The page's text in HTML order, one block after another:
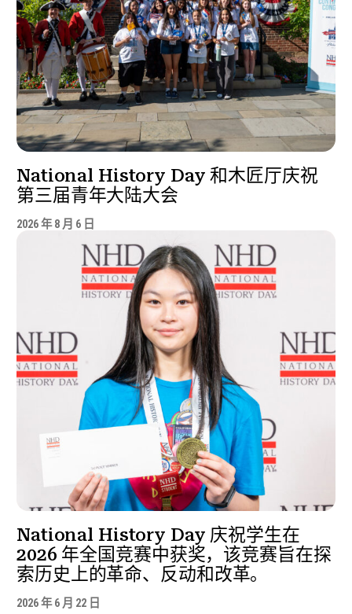
National History Day 和木匠厅庆祝
第三届青年大陆大会
2026 年 8 月 6 日
National History Day 庆祝学生在
2026 年全国竞赛中获奖，该竞赛旨在探
索历史上的革命、反动和改革。
2026 年 6 月 22 日